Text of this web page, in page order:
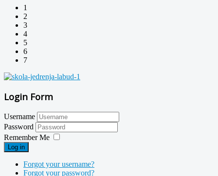
1
2
3
4
5
6
7
Login Form
Username
Password
Remember Me
Log in
Forgot your username?
Forgot your password?